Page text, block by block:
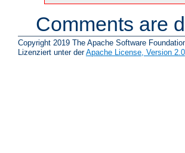
Comments are
Copyright 2019 The Apache Software
Lizenziert unter derApache License, Version 2.0